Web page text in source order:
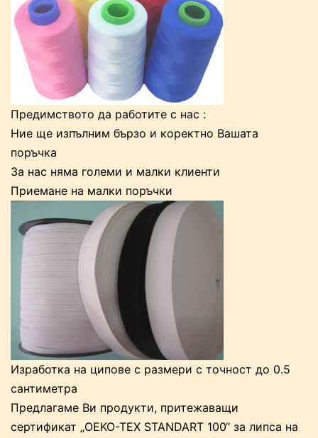
Предимството да работите с нас :
Ние ще изпълним бързо и коректно Вашата
поръчка
За нас няма големи и малки клиенти
Приемане на малки поръчки
Изработка на ципове с размери с точност до 0.5
сантиметра
Предлагаме Ви продукти, притежаващи
сертификат „OEKO-TEX STANDART 100“ за липса на